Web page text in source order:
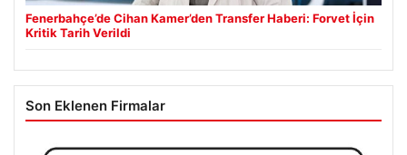
Fenerbahçe’de Cihan Kamer’den Transfer Haberi: Forvet İçin
Kritik Tarih Verildi
Son Eklenen Firmalar